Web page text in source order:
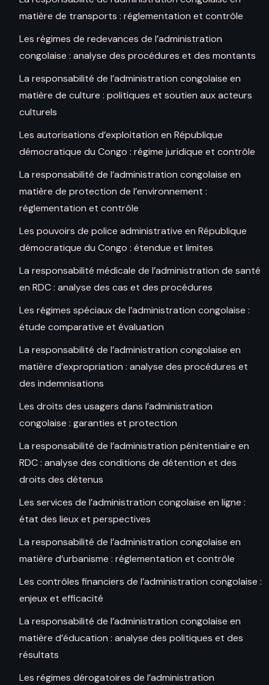
matière de transports : réglementation et contrôle
Les régimes de redevances de l’administration
congolaise : analyse des procédures et des montants
La responsabilité de l’administration congolaise en
matière de culture : politiques et soutien aux acteurs
culturels
Les autorisations d’exploitation en République
démocratique du Congo : régime juridique et contrôle
La responsabilité de l’administration congolaise en
matière de protection de l’environnement :
réglementation et contrôle
Les pouvoirs de police administrative en République
démocratique du Congo : étendue et limites
La responsabilité médicale de l’administration de santé
en RDC : analyse des cas et des procédures
Les régimes spéciaux de l’administration congolaise :
étude comparative et évaluation
La responsabilité de l’administration congolaise en
matière d’expropriation : analyse des procédures et
des indemnisations
Les droits des usagers dans l’administration
congolaise : garanties et protection
La responsabilité de l’administration pénitentiaire en
RDC : analyse des conditions de détention et des
droits des détenus
Les services de l’administration congolaise en ligne :
état des lieux et perspectives
La responsabilité de l’administration congolaise en
matière d’urbanisme : réglementation et contrôle
Les contrôles financiers de l’administration congolaise :
enjeux et efficacité
La responsabilité de l’administration congolaise en
matière d’éducation : analyse des politiques et des
résultats
Les régimes dérogatoires de l’administration